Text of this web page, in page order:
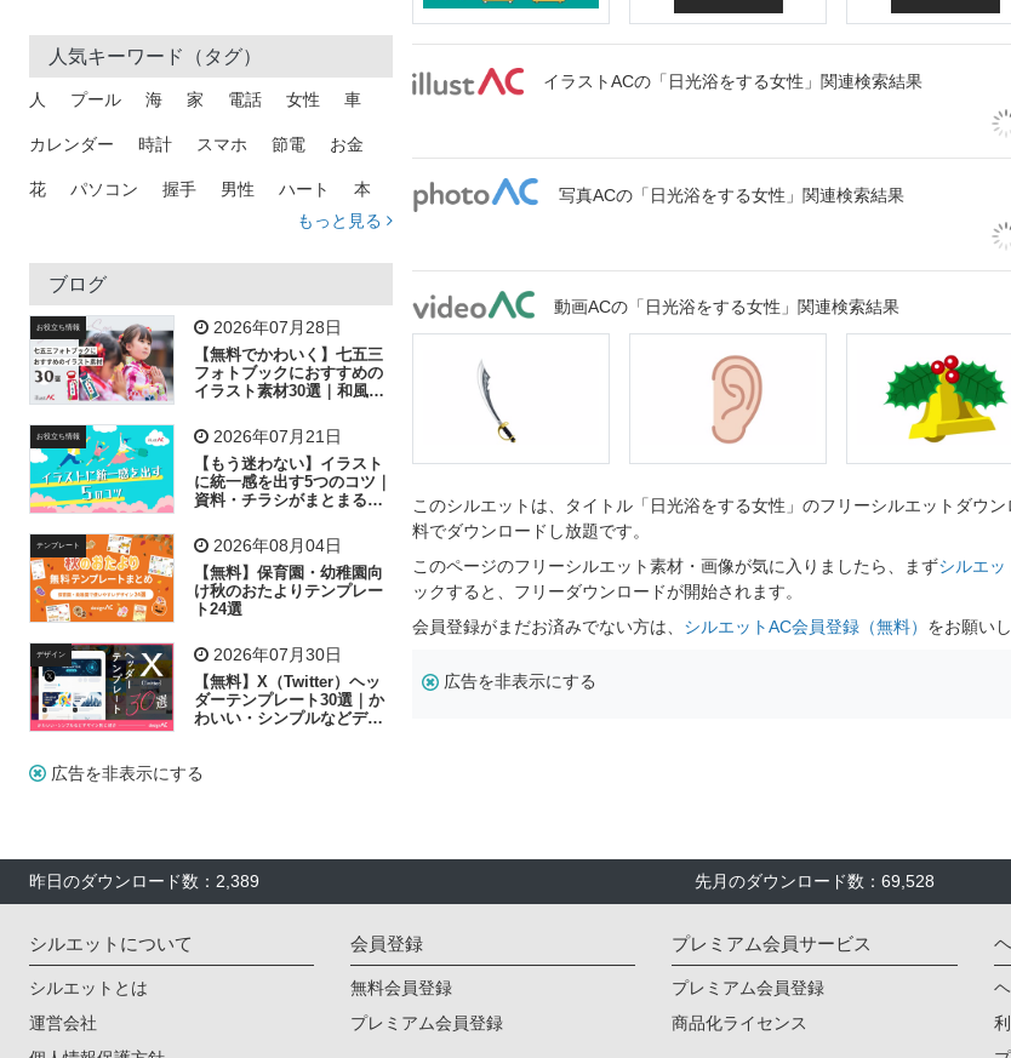
人気キーワード（タグ）
人 プール 海 家 電話 女性 車
カレンダー 時計 スマホ 節電 お金
花 パソコン 握手 男性 ハート 本
トラック 木
吹き出し
飛行機 グラフ ビル 魚 家族 書類
歩く 工場 会社 太陽 キラキラ
子供 作業員 相談 ピクトグラム
もっと見る
ブログ
お役立ち情報 2026年07月28日
【無料でかわいく】七五三
フォトブックにおすすめの
イラスト素材30選｜和風の
お役立ち情報 2026年07月21日
【もう迷わない】イラスト
に統一感を出す5つのコツ｜
資料・チラシがまとまるフ
テンプレート 2026年08月04日
【無料】保育園・幼稚園向
け秋のおたよりテンプレー
ト24選
デザイン 2026年07月30日
【無料】X（Twitter）ヘッ
ダーテンプレート30選｜か
わいい・シンプルなどデザ
広告を非表示にする
イラストACの「日光浴をする女性」関連検索結果
写真ACの「日光浴をする女性」関連検索結果
動画ACの「日光浴をする女性」関連検索結果
このシルエットは、タイトル「日光浴をする女性」のフリーシルエットダウ
料でダウンロードし放題です。
このページのフリーシルエット素材・画像が気に入りましたら、まずシルエッ
ックすると、フリーダウンロードが開始されます。
会員登録がまだお済みでない方は、 シルエットAC会員登録（無料） をお願いし
広告を非表示にする
昨日のダウンロード数：2,389 先月のダウンロード数：69,528
シルエットについて
シルエットとは
運営会社
会員登録
無料会員登録
プレミアム会員登録
プレミアム会員サービス
プレミアム会員登録
商品化ライセンス